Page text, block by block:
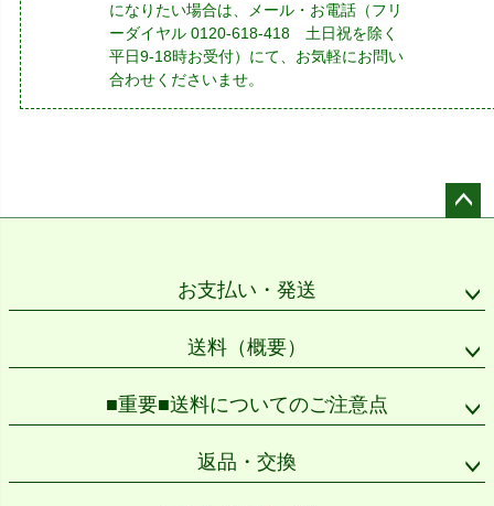
になりたい場合は、メール・お電話（フリ
ーダイヤル 0120-618-418 土日祝を除く
平日9-18時お受付）にて、お気軽にお問い
合わせくださいませ。
お支払い・発送
送料（概要）
■重要■送料についてのご注意点
返品・交換